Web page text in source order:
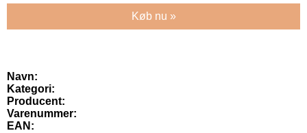
Køb nu »
Navn:
Kategori:
Producent:
Varenummer:
EAN: